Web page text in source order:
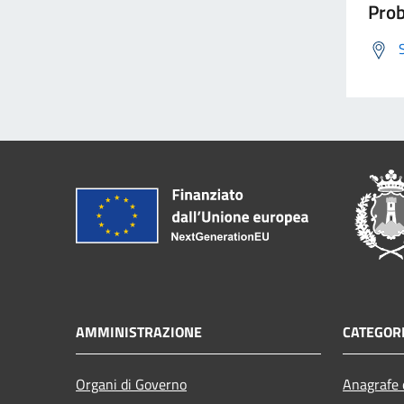
AMMINISTRAZIONE
Organi di Governo